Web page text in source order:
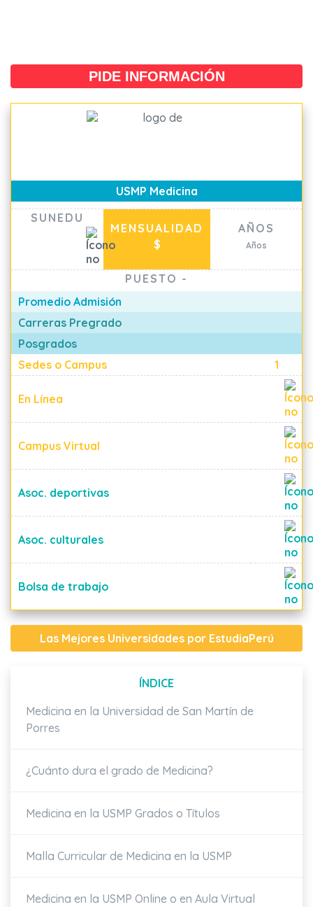
PIDE INFORMACIÓN
USMP Medicina
SUNEDU
MENSUALIDAD
$
AÑOS
Años
PUESTO -
Promedio Admisión
Carreras Pregrado
Posgrados
Sedes o Campus
1
En Línea
Campus Virtual
Asoc. deportivas
Asoc. culturales
Bolsa de trabajo
Las Mejores Universidades por EstudiaPerú
ÍNDICE
Medicina en la Universidad de San Martín de
Porres
¿Cuánto dura el grado de Medicina?
Medicina en la USMP Grados o Títulos
Malla Curricular de Medicina en la USMP
Medicina en la USMP Online o en Aula Virtual